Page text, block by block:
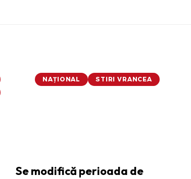
NAȚIONAL STIRI VRANCEA
Se modifică perioada de